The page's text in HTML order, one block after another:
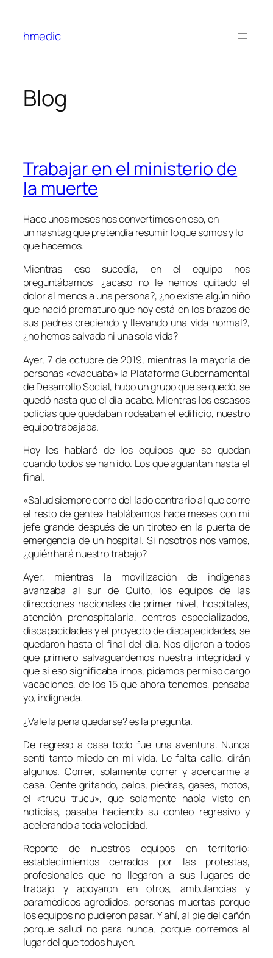
contenido
hmedic
Blog
Trabajar en el ministerio de
la muerte
Hace unos meses nos convertimos en eso, en
unhashtagque pretendía resumir lo que somos y lo
que hacemos.
Mientras eso sucedía, en el equipo nos
preguntábamos: ¿acaso no le hemos quitado el
dolor al menos a una persona?, ¿no existe algún niño
que nació prematuro que hoy está en los brazos de
sus padres creciendo y llevando una vida normal?,
¿no hemos salvado ni una sola vida?
Ayer, 7 de octubre de 2019, mientras la mayoría de
personas «evacuaba» la Plataforma Gubernamental
de Desarrollo Social, hubo un grupo que se quedó, se
quedó hasta que el día acabe. Mientras los escasos
policías que quedaban rodeaban el edificio, nuestro
equipo trabajaba.
Hoy les hablaré de los equipos que se quedan
cuando todos se han ido. Los que aguantan hasta el
final.
«Salud siempre corre del lado contrario al que corre
el resto de gente» hablábamos hace meses con mi
jefe grande después de un tiroteo en la puerta de
emergencia de un hospital. Si nosotros nos vamos,
¿quién hará nuestro trabajo?
Ayer, mientras la movilización de indígenas
avanzaba al sur de Quito, los equipos de las
direcciones nacionales de primer nivel, hospitales,
atención prehospitalaria, centros especializados,
discapacidades y el proyecto de discapacidades, se
quedaron hasta el final del día. Nos dijeron a todos
que primero salvaguardemos nuestra integridad y
que si eso significaba irnos, pidamos permiso cargo
vacaciones, de los 15 que ahora tenemos, pensaba
yo, indignada.
¿Vale la pena quedarse? es la pregunta.
De regreso a casa todo fue una aventura. Nunca
sentí tanto miedo en mi vida. Le falta calle, dirán
algunos. Correr, solamente correr y acercarme a
casa. Gente gritando, palos, piedras, gases, motos,
el «trucu trucu», que solamente había visto en
noticias, pasaba haciendo su conteo regresivo y
acelerando a toda velocidad.
Reporte de nuestros equipos en territorio:
establecimientos cerrados por las protestas,
profesionales que no llegaron a sus lugares de
trabajo y apoyaron en otros, ambulancias y
paramédicos agredidos, personas muertas porque
los equipos no pudieron pasar. Y ahí, al pie del cañón
porque salud no para nunca, porque corremos al
lugar del que todos huyen.